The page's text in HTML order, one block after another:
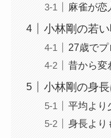
麻雀が恋
小林剛の若
27歳でプ
昔から変
小林剛の身長
平均より
身長より